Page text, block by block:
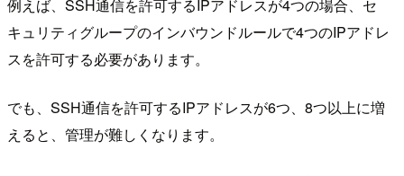
例えば、SSH通信を許可するIPアドレスが4つの場合、セ
キュリティグループのインバウンドルールで4つのIPアドレ
スを許可する必要があります。
でも、SSH通信を許可するIPアドレスが6つ、8つ以上に増
えると、管理が難しくなります。